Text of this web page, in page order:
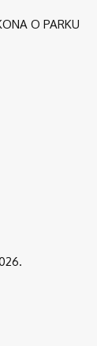
O PARKU